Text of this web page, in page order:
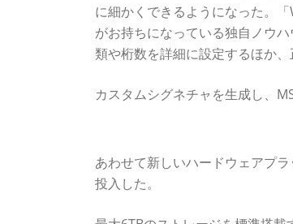
に細かくできるようになった。
がお持ちになっている独自ノウ
類や桁数を詳細に設定するほか、
カスタムシグネチャを生成し、
あわせて新しいハードウェアプ
投入した。